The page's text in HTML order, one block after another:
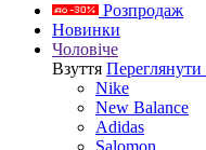
Розпродаж
Новинки
Чоловіче
Взуття Переглянути
Nike
New Balance
Adidas
Salomon